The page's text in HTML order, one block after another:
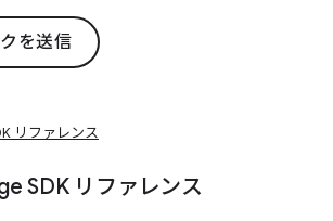
を送信
リファレンス
SDK リファレンス